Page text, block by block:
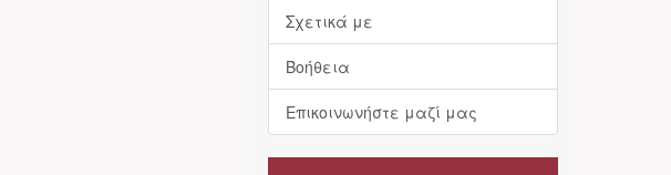
Σχετικά με
Βοήθεια
Επικοινωνήστε μαζί μας